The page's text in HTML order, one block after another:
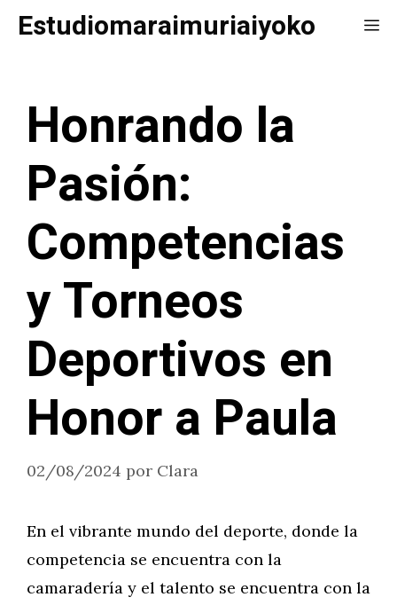
SaltarEstudiomaraimuriaiyoko
Honrando la
Pasión:
Competencias
y Torneos
Deportivos en
Honor a Paula
02/08/2024 por Clara
En el vibrante mundo del deporte, donde la
competencia se encuentra con la
camaradería y el talento se encuentra con la